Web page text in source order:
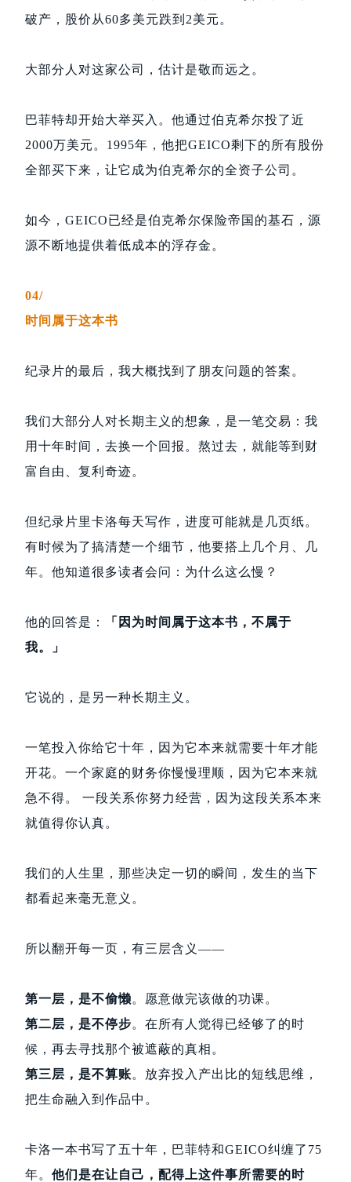
破产，股价从60多美元跌到2美元。
大部分人对这家公司，估计是敬而远之。
巴菲特却开始大举买入。他通过伯克希尔投了近
2000万美元。1995年，他把GEICO剩下的所有股份
全部买下来，让它成为伯克希尔的全资子公司。
如今，GEICO已经是伯克希尔保险帝国的基石，源
源不断地提供着低成本的浮存金。
04/
时间属于这本书
纪录片的最后，我大概找到了朋友问题的答案。
我们大部分人对长期主义的想象，是一笔交易：我
用十年时间，去换一个回报。熬过去，就能等到财
富自由、复利奇迹。
但纪录片里卡洛每天写作，进度可能就是几页纸。
有时候为了搞清楚一个细节，他要搭上几个月、几
年。他知道很多读者会问：为什么这么慢？
他的回答是：
「因为时间属于这本书，不属于
我。」
它说的，是另一种长期主义。
一笔投入你给它十年，因为它本来就需要十年才能
开花。一个家庭的财务你慢慢理顺，因为它本来就
急不得。 一段关系你努力经营，因为这段关系本来
就值得你认真。
我们的人生里，那些决定一切的瞬间，发生的当下
都看起来毫无意义。
所以翻开每一页，有三层含义——
第一层，是不偷懒。愿意做完该做的功课。
第二层，是不停步。在所有人觉得已经够了的时
候，再去寻找那个被遮蔽的真相。
第三层，是不算账。放弃投入产出比的短线思维，
把生命融入到作品中。
卡洛一本书写了五十年，巴菲特和GEICO纠缠了75
年。 他们是在让自己，配得上这件事所需要的时